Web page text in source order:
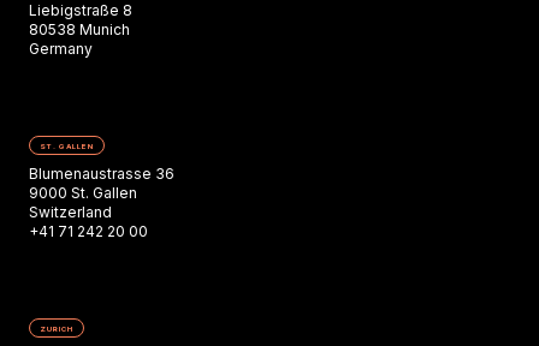
Liebigstraße 8
80538 Munich
Germany
ST. GALLEN
Blumenaustrasse 36
9000 St. Gallen
Switzerland
+41 71 242 20 00
ZURICH